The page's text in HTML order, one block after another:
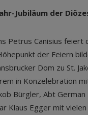
Jubiläum der
Petrus Canisius feiert
der Feiern
Dom zu St.
in Konzelebration
Bürgler, Abt
Klaus Egger mit